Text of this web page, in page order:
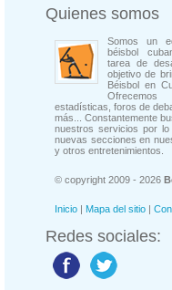
Quienes somos
Somos un
béisbol
tarea de
objetivo de
Béisbol en
estadísticas, foros de
más... Constantemente
nuestros servicios por lo
nuevas secciones en
y otros entretenimientos.
© copyright 2009 - 2026
Inicio | Mapa del sitio |
Redes sociales: